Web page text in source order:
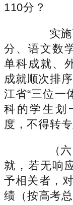
110分？
实施高
分、语文数
单科成就、
成就顺次排
江省“三位一
科的学生划
度，不得转
（六
就，若无响
予相关者，
绩（按高考